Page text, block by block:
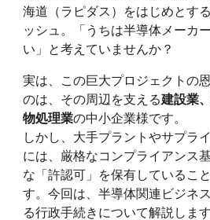
海道（ラピダス）をはじめとす
ッシュ。「うちは半導体メーカ
い」と考えていませんか？
実は、この巨大プロジェクトの
のは、その周辺を支える建設業
物処理業の中小企業様です。
しかし、大手プラントやサプラ
には、厳格なコンプライアンス
な「許認可」を保有しているこ
す。今回は、半導体関連ビジネ
る行政手続きについて解説します